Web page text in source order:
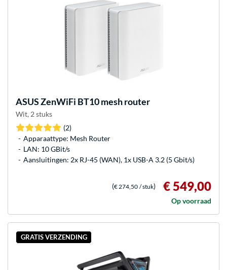
ASUSZenWiFi BT10 mesh router
Wit, 2 stuks
(2)
Apparaattype: Mesh Router
LAN: 10 GBit/s
Aansluitingen: 2x RJ-45 (WAN), 1x USB-A 3.2 (5 Gbit/s)
(€ 274,50 / stuk) € 549,00
Op voorraad
GRATIS VERZENDING